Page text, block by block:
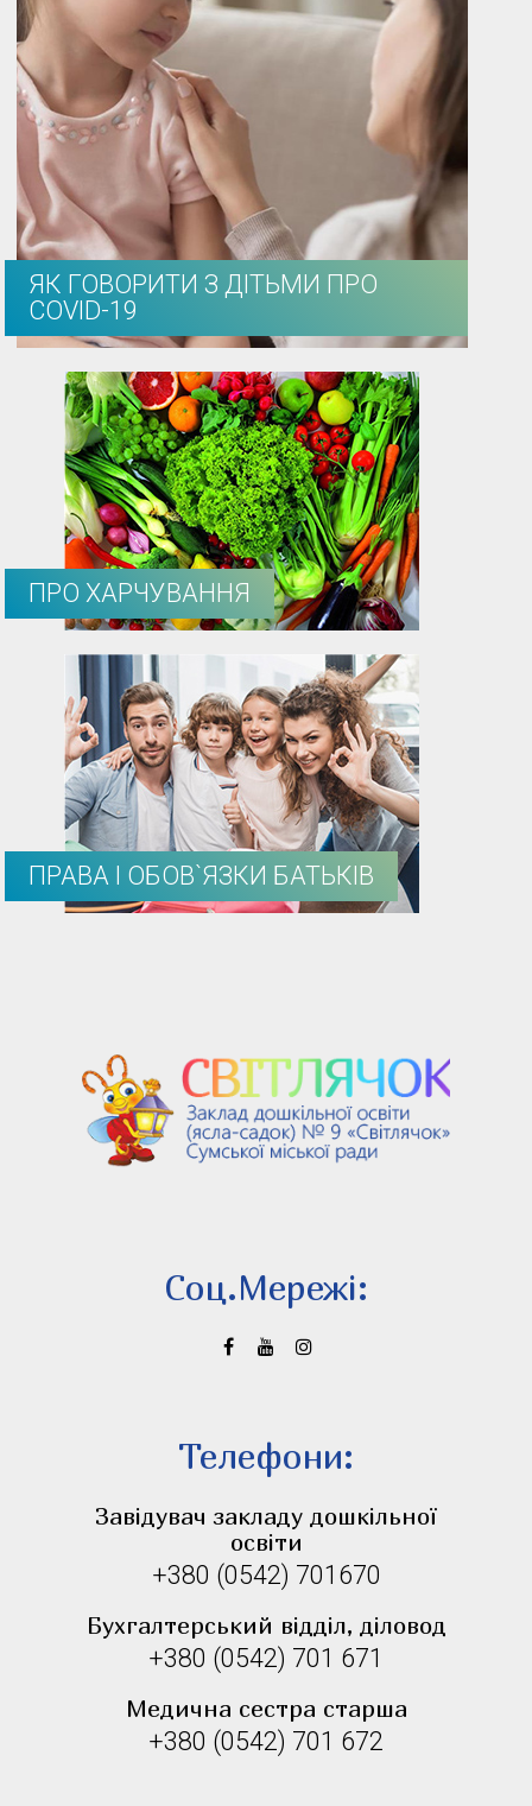
ЯК ГОВОРИТИ З ДІТЬМИ ПРО
COVID-19
ПРО ХАРЧУВАННЯ
ПРАВА І ОБОВ`ЯЗКИ БАТЬКІВ
Соц.Мережi:
Телефони:
Завідувач закладу дошкільної
освіти
+380 (0542) 701670
Бухгалтерський відділ, діловод
+380 (0542) 701 671
Медична сестра старша
+380 (0542) 701 672